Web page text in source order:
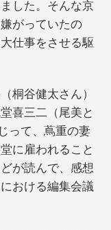
した。そんな京
がっていたの
仕事をさせる駆
桐谷健太さん）
喜三二（尾美と
って、蔦重の妻
に雇われること
が読んで、感想
おける編集会議